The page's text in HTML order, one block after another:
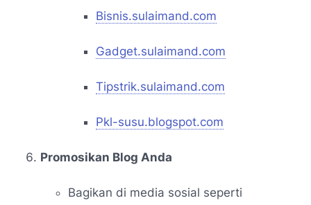
Bisnis.sulaimand.com
Gadget.sulaimand.com
Tipstrik.sulaimand.com
Pkl-susu.blogspot.com
Promosikan Blog Anda
Bagikan di media sosial seperti